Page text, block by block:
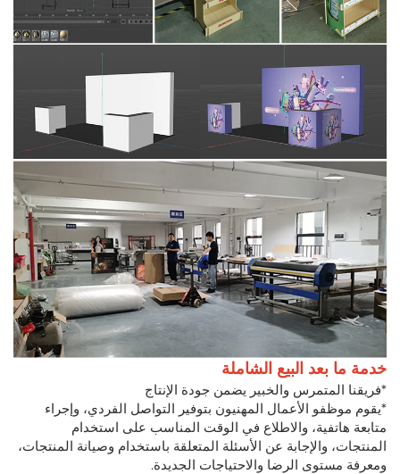
خدمة ما بعد البيع الشاملة
*فريقنا المتمرس والخبير يضمن جودة الإنتاج
*يقوم موظفو الأعمال المهنيون بتوفير التواصل الفردي، وإجراء
متابعة هاتفية، والاطلاع في الوقت المناسب على استخدام
المنتجات، والإجابة عن الأسئلة المتعلقة باستخدام وصيانة المنتجات،
ومعرفة مستوى الرضا والاحتياجات الجديدة.